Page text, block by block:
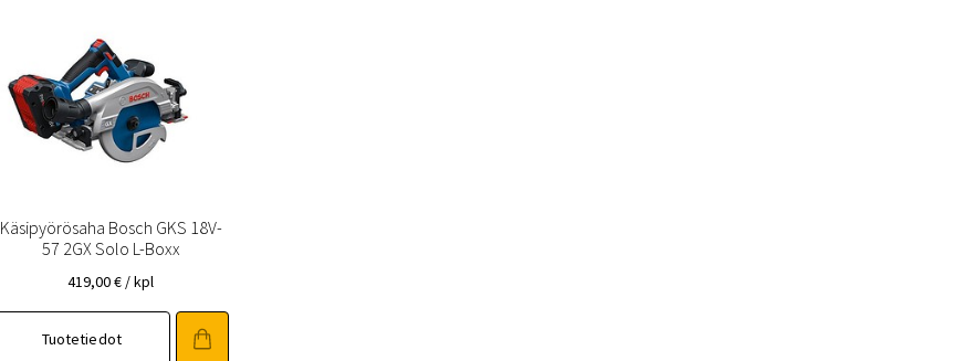
Käsipyörösaha Bosch GKS 18V-
57 2GX Solo L-Boxx
419,00€ / kpl
Tuotetiedot